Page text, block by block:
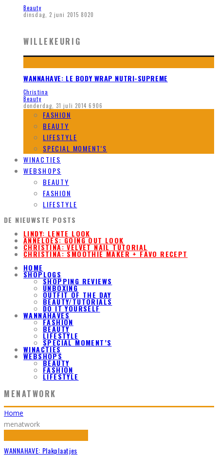
Beauty
dinsdag, 2 juni 2015 8020
WILLEKEURIG
WANNAHAVE: LE BODY WRAP NUTRI-SUPREME
Christina
Beauty
donderdag, 31 juli 2014 6906
FASHION
BEAUTY
LIFESTYLE
SPECIAL MOMENT’S
WINACTIES
WEBSHOPS
BEAUTY
FASHION
LIFESTYLE
DE NIEUWSTE POSTS
LINDY: LENTE LOOK
ANNELOES: GOING OUT LOOK
CHRISTINA: VELVET NAIL TUTORIAL
CHRISTINA: SMOOTHIE MAKER + FAVO RECEPT
HOME
SHOPLOGS
SHOPPING REVIEWS
UNBOXING
OUTFIT OF THE DAY
BEAUTY/TUTORIALS
DO IT YOURSELF
WANNAHAVES
FASHION
BEAUTY
LIFESTYLE
SPECIAL MOMENT’S
WINACTIES
WEBSHOPS
BEAUTY
FASHION
LIFESTYLE
MENATWORK
Home
menatwork
WANNAHAVE: Plakplaatjes